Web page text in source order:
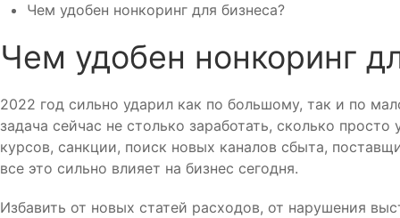
Чем удобен нонкоринг для бизнеса?
Чем удобен нонкоринг
2022 год сильно ударил как по большому, так и по
задача сейчас не столько заработать, сколько
курсов, санкции, поиск новых каналов сбыта,
все это сильно влияет на бизнес сегодня.
Избавить от новых статей расходов, от нарушения